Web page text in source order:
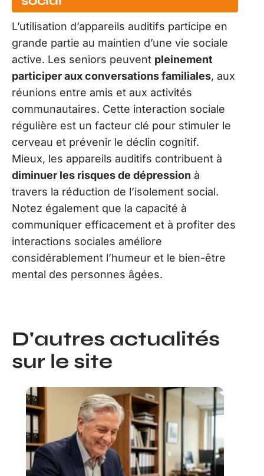
L’utilisation d’appareils auditifs participe en
grande partie au maintien d’une vie sociale
active. Les seniors peuvent pleinement
participer aux conversations familiales, aux
réunions entre amis et aux activités
communautaires. Cette interaction sociale
régulière est un facteur clé pour stimuler le
cerveau et prévenir le déclin cognitif.
Mieux, les appareils auditifs contribuent à
diminuer les risques de dépression à
travers la réduction de l’isolement social.
Notez également que la capacité à
communiquer efficacement et à profiter des
interactions sociales améliore
considérablement l’humeur et le bien-être
mental des personnes âgées.
D'autres actualités
sur le site